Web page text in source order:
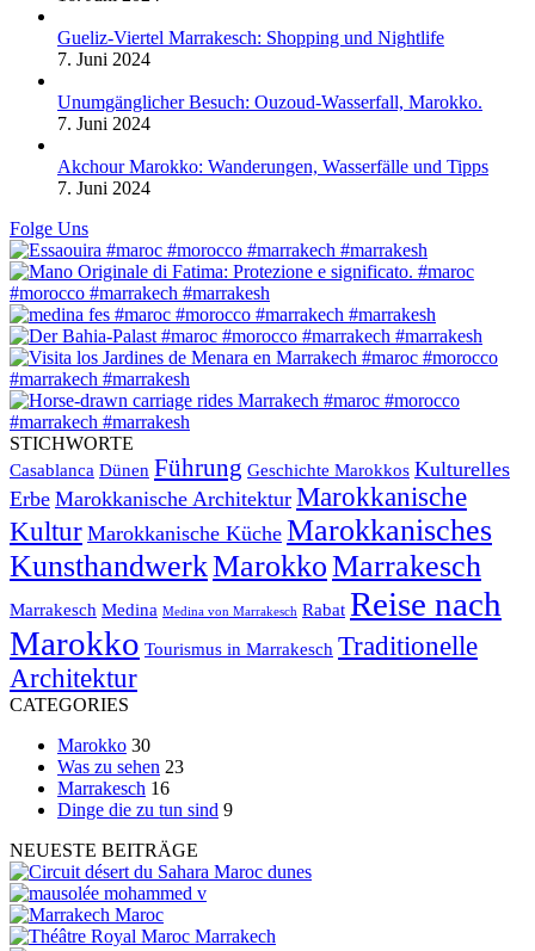
Gueliz-Viertel Marrakesch: Shopping und Nightlife
7. Juni 2024
Unumgänglicher Besuch: Ouzoud-Wasserfall, Marokko.
7. Juni 2024
Akchour Marokko: Wanderungen, Wasserfälle und Tipps
7. Juni 2024
Folge Uns
STICHWORTE
Casablanca Dünen Führung Geschichte Marokkos Kulturelles
Erbe Marokkanische Architektur Marokkanische
Kultur Marokkanische Küche Marokkanisches
KunsthandwerkMarokkoMarrakesch
Marrakesch Medina Medina von Marrakesch Rabat Reise nach
Marokko Tourismus in Marrakesch Traditionelle
Architektur
CATEGORIES
Marokko 30
Was zu sehen 23
Marrakesch 16
Dinge die zu tun sind 9
NEUESTE BEITRÄGE